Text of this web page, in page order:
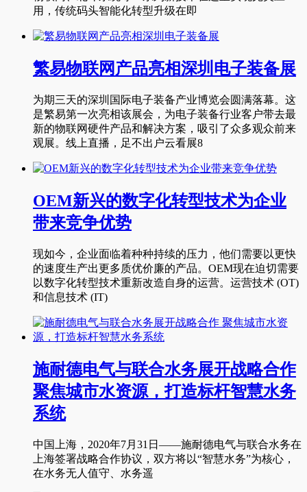
用，传统码头智能化转型升级在即
繁易物联网产品亮相深圳电子装备展
为期三天的深圳国际电子装备产业博览会圆满落幕。这
是繁易第一次亮相该展会，为电子装备行业客户带去最
新的物联网硬件产品和解决方案，吸引了众多观众前来
观展。线上直播，足不出户云看展8
OEM新兴的数字化转型技术为企业
带来竞争优势
现如今，企业面临着种种持续的压力，他们需要以更快
的速度生产出更多质优价廉的产品。OEM现在迫切需要
以数字化转型技术重新改造自身的运营。运营技术 (OT)
和信息技术 (IT)
施耐德电气与联合水务展开战略合作
聚焦城市水资源，打造标杆智慧水务
系统
中国上海，2020年7月31日——施耐德电气与联合水务在
上海签署战略合作协议，双方将以“智慧水务”为核心，
在水务无人值守、水务遥